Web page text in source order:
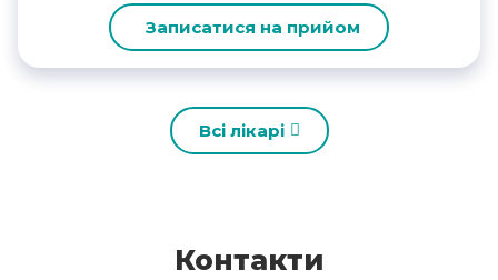
Записатися на прийом
Всі лікарі
Контакти